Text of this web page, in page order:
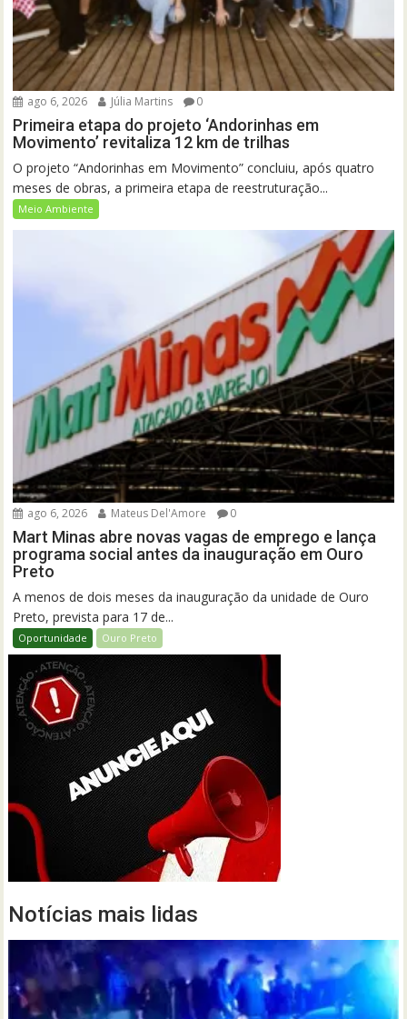
ago 6, 2026 Júlia Martins 0
Primeira etapa do projeto ‘Andorinhas em
Movimento’ revitaliza 12 km de trilhas
O projeto “Andorinhas em Movimento” concluiu, após quatro
meses de obras, a primeira etapa de reestruturação...
Meio Ambiente
ago 6, 2026 Mateus Del'Amore 0
Mart Minas abre novas vagas de emprego e lança
programa social antes da inauguração em Ouro
Preto
A menos de dois meses da inauguração da unidade de Ouro
Preto, prevista para 17 de...
Oportunidade Ouro Preto
Notícias mais lidas